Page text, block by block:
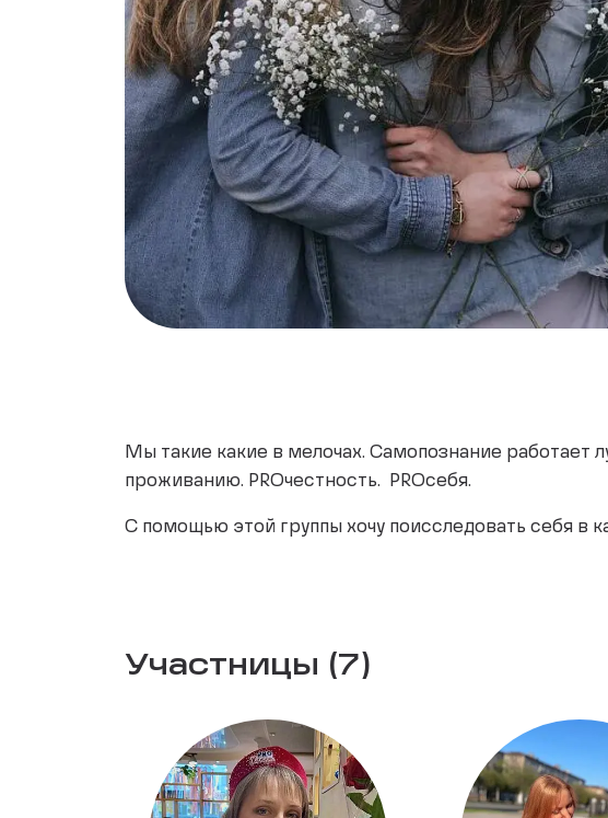
Мы такие какие в мелочах. Самопознание работает
проживанию. PROчестность. PROсебя.
С помощью этой группы хочу поисследовать себя в
Участницы (7)